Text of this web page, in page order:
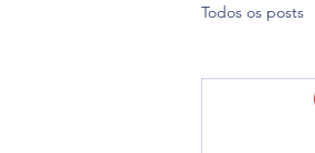
Todos os posts